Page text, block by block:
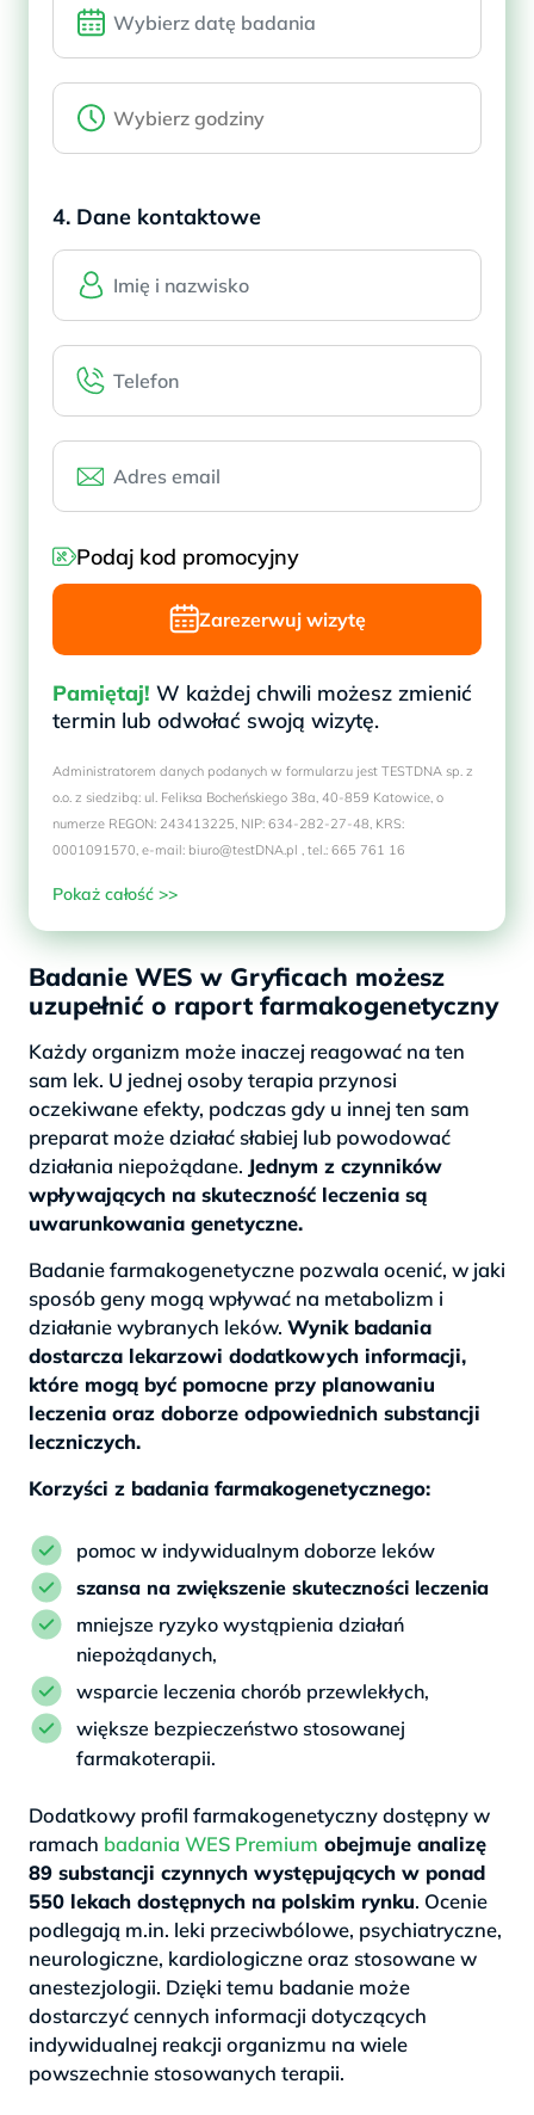
4. Dane kontaktowe
Podaj kod promocyjny
Zarezerwuj wizytę
Pamiętaj! W każdej chwili możesz zmienić
termin lub odwołać swoją wizytę.
Administratorem danych podanych w formularzu jest TESTDNA sp. z
o.o. z siedzibą: ul. Feliksa Bocheńskiego 38a, 40-859 Katowice, o
numerze REGON: 243413225, NIP: 634-282-27-48, KRS:
0001091570, e-mail: biuro@testDNA.pl , tel.: 665 761 16
Pokaż całość >>
Badanie WES w Gryficach możesz
uzupełnić o raport farmakogenetyczny
Każdy organizm może inaczej reagować na ten
sam lek. U jednej osoby terapia przynosi
oczekiwane efekty, podczas gdy u innej ten sam
preparat może działać słabiej lub powodować
działania niepożądane. Jednym z czynników
wpływających na skuteczność leczenia są
uwarunkowania genetyczne.
Badanie farmakogenetyczne pozwala ocenić, w jaki
sposób geny mogą wpływać na metabolizm i
działanie wybranych leków. Wynik badania
dostarcza lekarzowi dodatkowych informacji,
które mogą być pomocne przy planowaniu
leczenia oraz doborze odpowiednich substancji
leczniczych.
Korzyści z badania farmakogenetycznego:
pomoc w indywidualnym doborze leków
szansa na zwiększenie skuteczności leczenia
mniejsze ryzyko wystąpienia działań
niepożądanych,
wsparcie leczenia chorób przewlekłych,
większe bezpieczeństwo stosowanej
farmakoterapii.
Dodatkowy profil farmakogenetyczny dostępny w
ramach badania WES Premium obejmuje analizę
89 substancji czynnych występujących w ponad
550 lekach dostępnych na polskim rynku. Ocenie
podlegają m.in. leki przeciwbólowe, psychiatryczne,
neurologiczne, kardiologiczne oraz stosowane w
anestezjologii. Dzięki temu badanie może
dostarczyć cennych informacji dotyczących
indywidualnej reakcji organizmu na wiele
powszechnie stosowanych terapii.